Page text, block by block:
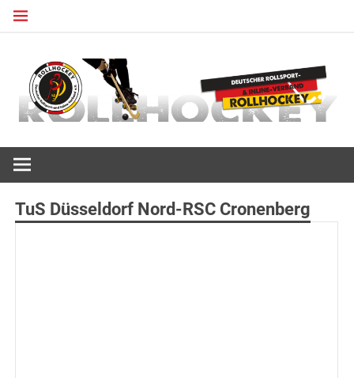
Zum
TuS Düsseldorf Nord-RSC Cronenberg